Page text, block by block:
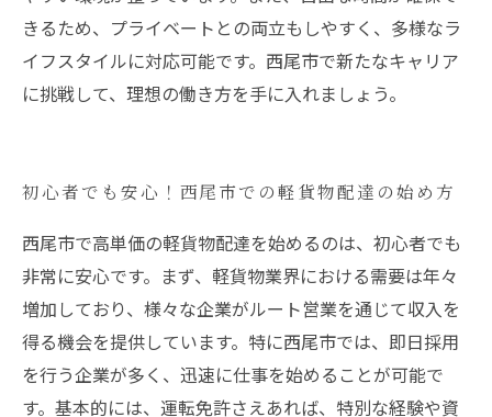
きるため、プライベートとの両立もしやすく、多様なラ
イフスタイルに対応可能です。西尾市で新たなキャリア
に挑戦して、理想の働き方を手に入れましょう。
初心者でも安心！西尾市での軽貨物配達の始め方
西尾市で高単価の軽貨物配達を始めるのは、初心者でも
非常に安心です。まず、軽貨物業界における需要は年々
増加しており、様々な企業がルート営業を通じて収入を
得る機会を提供しています。特に西尾市では、即日採用
を行う企業が多く、迅速に仕事を始めることが可能で
す。基本的には、運転免許さえあれば、特別な経験や資